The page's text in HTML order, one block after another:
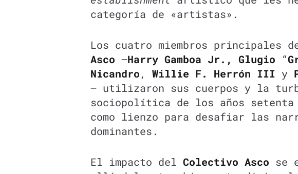
categoría de «artistas».
Los cuatro miembros principales
Asco —Harry Gamboa Jr., Glugio “
Nicandro, Willie F. Herrón III y
— utilizaron sus cuerpos y la
sociopolítica de los años setenta
como lienzo para desafiar las
dominantes.
El impacto del Colectivo Asco se